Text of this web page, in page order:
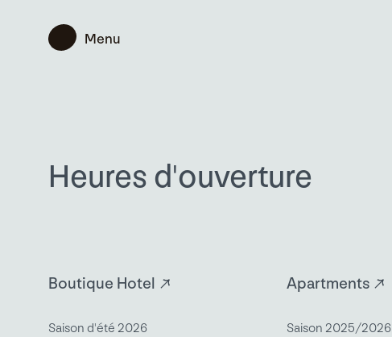
Menu
Heures d'ouverture
Boutique Hotel
Saison d'été 2026
Apartments
Saison 2025/2026